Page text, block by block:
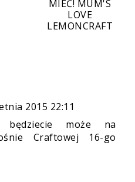
MIEĆ! MUM'S
LOVE
LEMONCRAFT
2015 22:11
może na
Craftowej 16-go